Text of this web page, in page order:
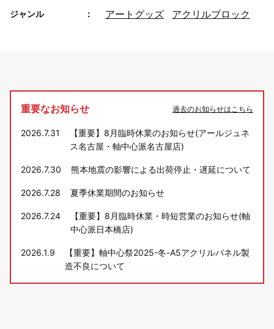
ジャンル アートグッズ アクリルブロック
重要なお知らせ 過去のお知らせはこちら
2026.7.31
【重要】8月臨時休業のお知らせ(アールジュネ
ス名古屋・軸中心派名古屋店)
2026.7.30 熊本地震の影響による出荷停止・遅延について
2026.7.28 夏季休業期間のお知らせ
2026.7.24
【重要】8月臨時休業・時短営業のお知らせ(軸
中心派日本橋店)
2026.1.9
【重要】軸中心祭2025-冬-A5アクリルパネル製
造不良について